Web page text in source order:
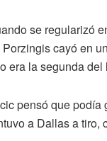
se regularizó
cayó en
era la segunda
pensó que
a Dallas a